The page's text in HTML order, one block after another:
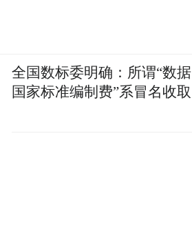
全国数标委明确：所谓“数据
国家标准编制费”系冒名收取